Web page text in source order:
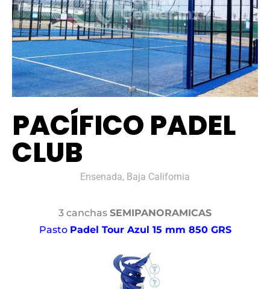
PACÍFICO PADEL
CLUB
Ensenada, Baja California
3 canchas SEMIPANORAMICAS
Pasto Padel Tour Azul 15 mm 850 GRS